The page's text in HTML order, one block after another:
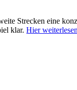
Strecken eine
klar.Hier